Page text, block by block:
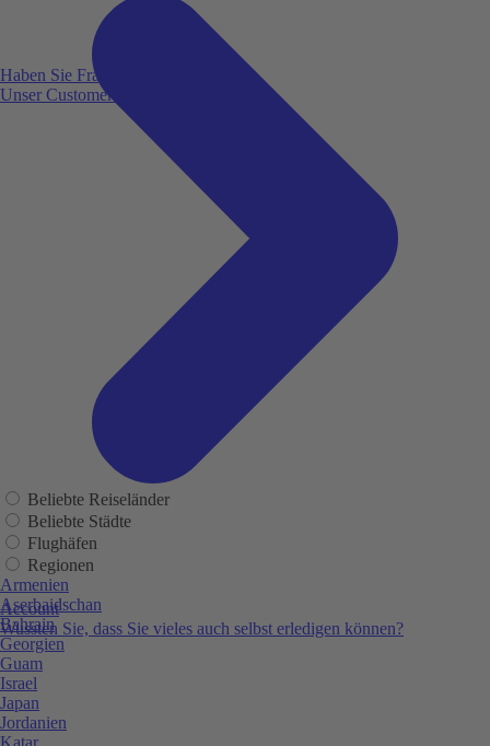
Haben Sie Fragen?
Unser Customer Service ist für Sie da!
Account
Wussten Sie, dass Sie vieles auch selbst erledigen können?
Beliebte Reiseländer
Beliebte Städte
Flughäfen
Regionen
Armenien
Aserbaidschan
Bahrain
Georgien
Guam
Israel
Japan
Jordanien
Katar